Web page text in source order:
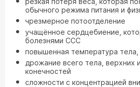
обычного режима питания и
чрезмерное потоотделение
учащённое сердцебиение,
болезнями ССС
повышенная температура
дрожание всего тела, верхних
конечностей
сложности с концентрацией